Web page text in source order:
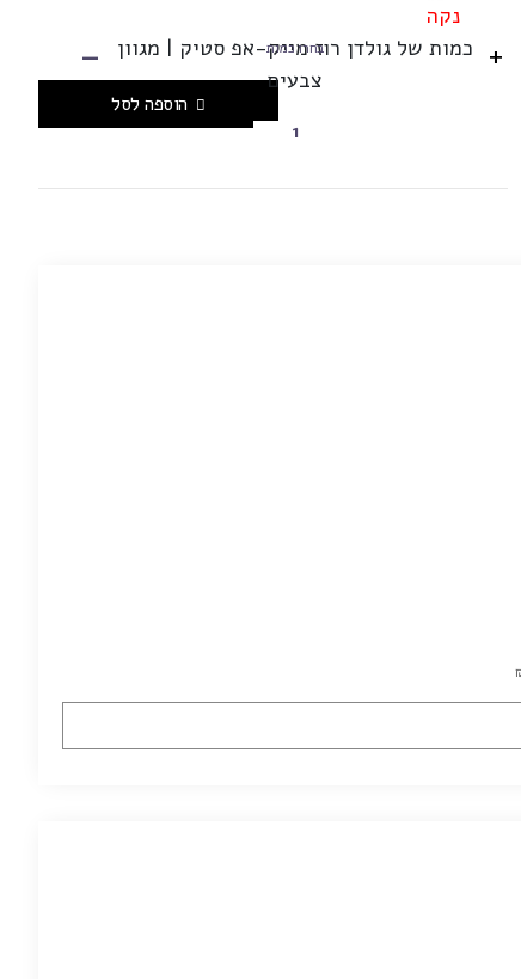
נקה
+
כמות של גולדן רוז מייק-אפ סטיק | מגוון
צבעים
בחרו כמות -
הוספה לסל